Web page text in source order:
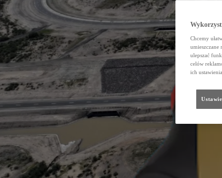
Chcemy
ulepszać
celów
ich